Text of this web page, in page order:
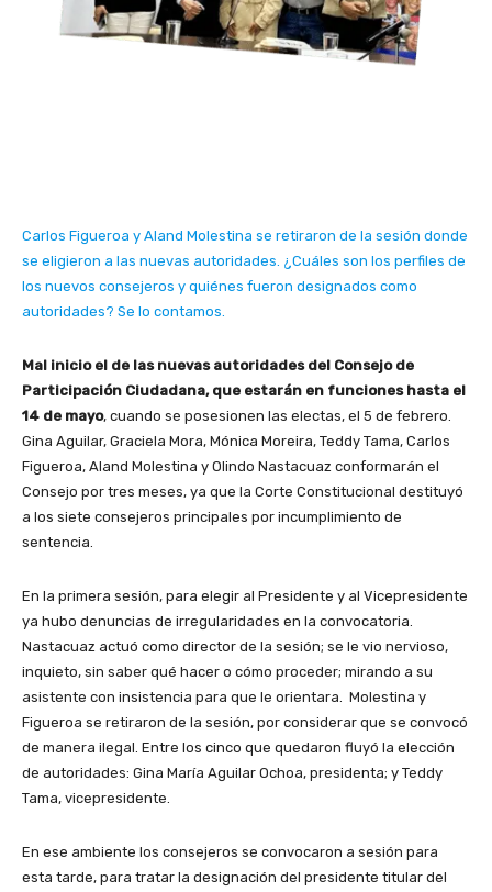
Carlos Figueroa y Aland Molestina se retiraron de la sesión donde
se eligieron a las nuevas autoridades. ¿Cuáles son los perfiles de
los nuevos consejeros y quiénes fueron designados como
autoridades? Se lo contamos.
Mal inicio el de las nuevas autoridades del Consejo de
Participación Ciudadana, que estarán en funciones hasta el
14 de mayo, cuando se posesionen las electas, el 5 de febrero.
Gina Aguilar, Graciela Mora, Mónica Moreira, Teddy Tama, Carlos
Figueroa, Aland Molestina y Olindo Nastacuaz conformarán el
Consejo por tres meses, ya que la Corte Constitucional destituyó
a los siete consejeros principales por incumplimiento de
sentencia.
En la primera sesión, para elegir al Presidente y al Vicepresidente
ya hubo denuncias de irregularidades en la convocatoria.
Nastacuaz actuó como director de la sesión; se le vio nervioso,
inquieto, sin saber qué hacer o cómo proceder; mirando a su
asistente con insistencia para que le orientara. Molestina y
Figueroa se retiraron de la sesión, por considerar que se convocó
de manera ilegal. Entre los cinco que quedaron fluyó la elección
de autoridades: Gina María Aguilar Ochoa, presidenta; y Teddy
Tama, vicepresidente.
En ese ambiente los consejeros se convocaron a sesión para
esta tarde, para tratar la designación del presidente titular del